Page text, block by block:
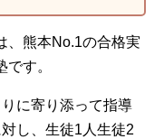
、熊本No.1の合格実
す。
に寄り添って指導
し、生徒1人生徒2